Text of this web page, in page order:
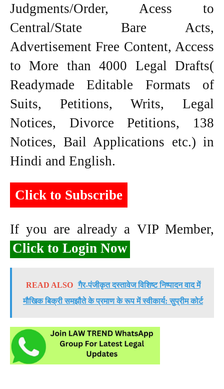
Judgments/Order, Acess to
Central/State Bare Acts,
Advertisement Free Content, Access
to More than 4000 Legal Drafts(
Readymade Editable Formats of
Suits, Petitions, Writs, Legal
Notices, Divorce Petitions, 138
Notices, Bail Applications etc.) in
Hindi and English.
Click to Subscribe
If you are already a VIP Member,
Click to Login Now
READ ALSO गैर-पंजीकृत दस्तावेज विशिष्ट निष्पादन वाद में
मौखिक बिक्री समझौते के प्रमाण के रूप में स्वीकार्य: सुप्रीम कोर्ट